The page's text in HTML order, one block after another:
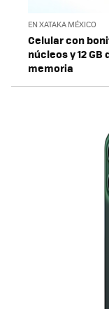
EN XATAKA MÉXICO
Celular con
núcleos y 12
memoria